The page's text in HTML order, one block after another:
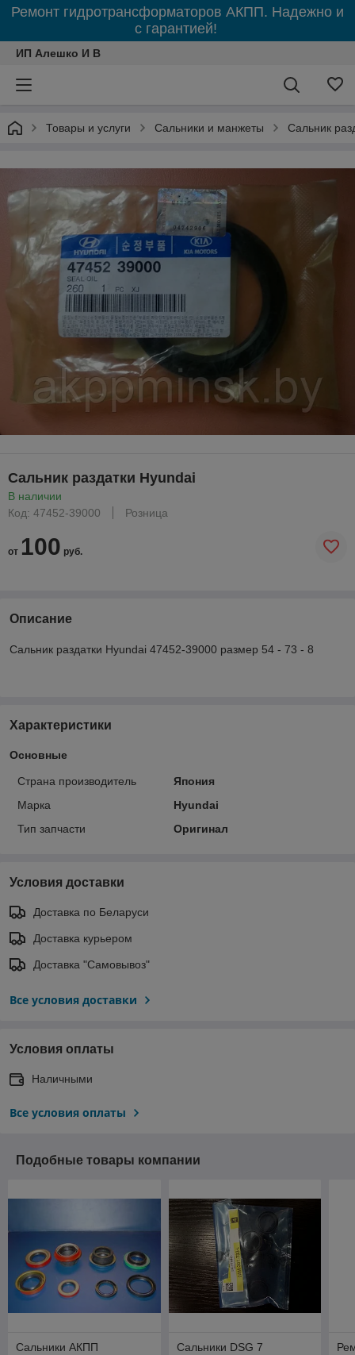
Ремонт гидротрансформаторов АКПП. Надежно и
с гарантией!
ИП Алешко И В
Товары и услуги Сальники и манжеты Сальник
Сальник раздатки Hyundai
В наличии
Код: 47452-39000
Розница
от 100 руб.
Описание
Сальник раздатки Hyundai 47452-39000 размер 54 - 73 - 8
Характеристики
Основные
Страна производитель
Япония
Марка
Hyundai
Тип запчасти
Оригинал
Условия доставки
Доставка по Беларуси
Доставка курьером
Доставка "Самовывоз"
Все условия доставки
Условия оплаты
Наличными
Все условия оплаты
Подобные товары компании
Сальники АКПП Сальники DSG 7